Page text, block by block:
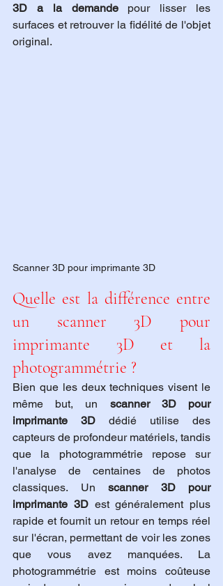
3D a la demande pour lisser les
surfaces et retrouver la fidélité de l'objet
original.
Scanner 3D pour imprimante 3D
Quelle est la différence entre
un scanner 3D pour
imprimante 3D et la
photogrammétrie ?
Bien que les deux techniques visent le
même but, un scanner 3D pour
imprimante 3D dédié utilise des
capteurs de profondeur matériels, tandis
que la photogrammétrie repose sur
l'analyse de centaines de photos
classiques. Un scanner 3D pour
imprimante 3D est généralement plus
rapide et fournit un retour en temps réel
sur l'écran, permettant de voir les zones
que vous avez manquées. La
photogrammétrie est moins coûteuse